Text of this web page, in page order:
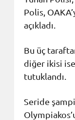
Polis,
açıkladı.
Bu üç
diğer ikisi
tutuklandı.
Seride